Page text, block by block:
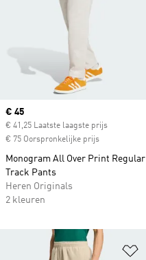
Current price
€ 45
€ 41,25 Laatste laagste prijs
€ 75 Oorspronkelijke prijs
Monogram All Over Print Regular
Track Pants
Heren Originals
2 kleuren